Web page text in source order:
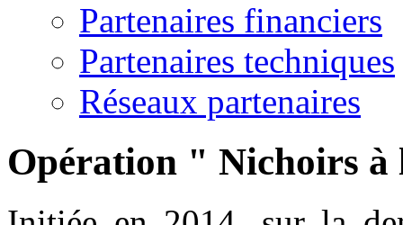
Partenaires financiers
Partenaires techniques
Réseaux partenaires
Opération " Nichoirs à